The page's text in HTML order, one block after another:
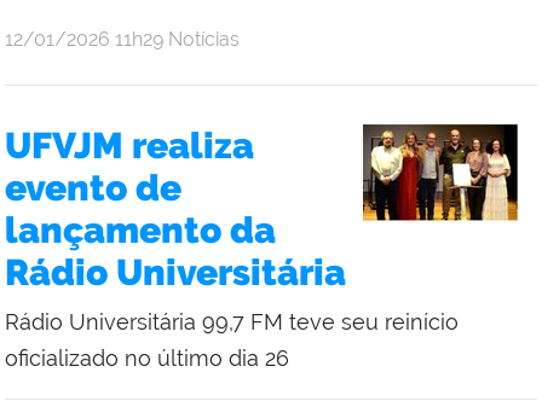
publicado
12/01/2026 11h29 Notícias
UFVJM realiza
evento de
lançamento da
Rádio Universitária
Rádio Universitária 99,7 FM teve seu reinício
oficializado no último dia 26